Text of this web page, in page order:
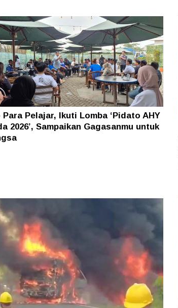
Para Pelajar, Ikuti Lomba ‘Pidato AHY
2026’, Sampaikan Gagasanmu untuk